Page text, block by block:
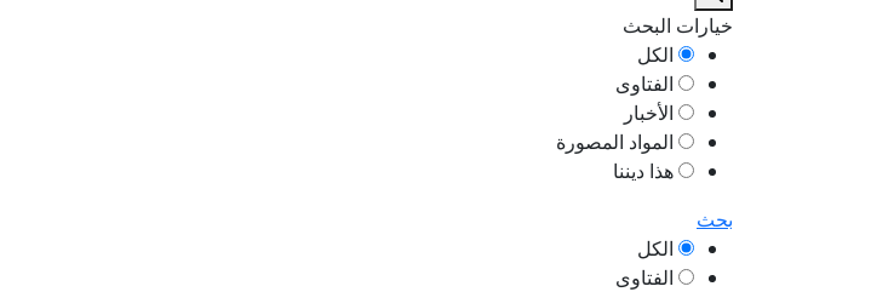
خيارات البحث
الكل
الفتاوى
الأخبار
المواد المصورة
هذا ديننا
بحث
الكل
الفتاوى